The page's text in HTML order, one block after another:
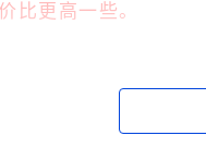
比更高一些。